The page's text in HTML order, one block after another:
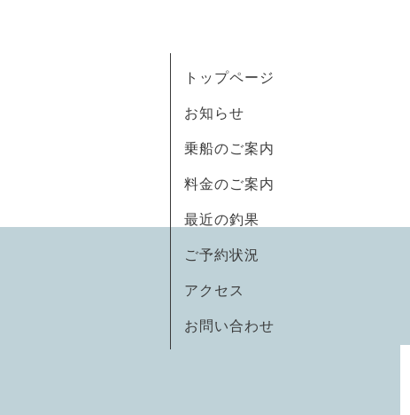
トップページ
お知らせ
乗船のご案内
料金のご案内
最近の釣果
ご予約状況
アクセス
お問い合わせ